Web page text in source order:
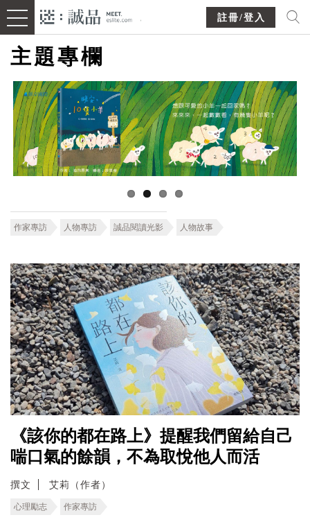
註冊/登入
主題專欄
作家專訪 人物專訪 誠品閱讀光影 人物故事
《該你的都在路上》提醒我們留給自己
喘口氣的餘韻，不為取悅他人而活
撰文 艾莉（作者）
心理勵志 作家專訪